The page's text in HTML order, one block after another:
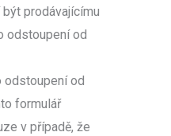
prodávajícímu
odstoupení od
odstoupení od
formulář
v případě, že